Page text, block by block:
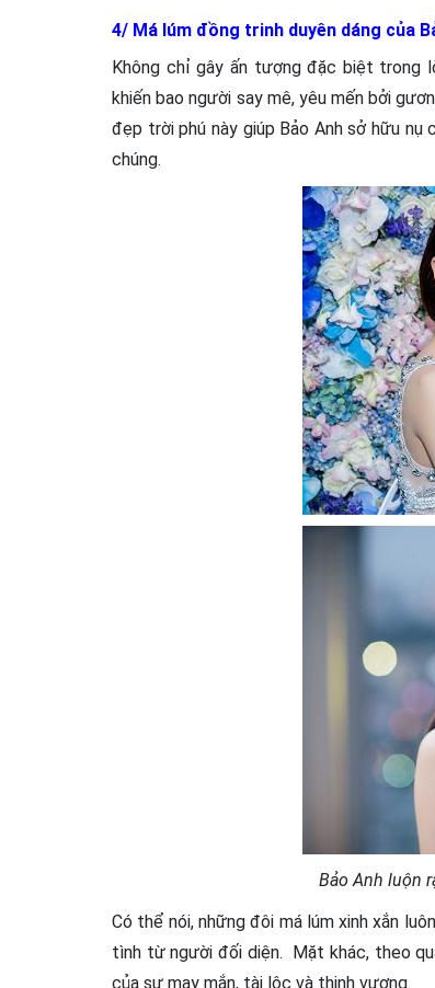
4/ Má lúm đồng trinh duyên dáng của
Không chỉ gây ấn tượng đặc biệt trong
khiến bao người say mê, yêu mến bởi
đẹp trời phú này giúp Bảo Anh sở hữu
chúng.
Bảo Anh luộn
Có thể nói, những đôi má lúm xinh xắn
tình từ người đối diện. Mặt khác, theo
của sự may mắn, tài lộc và thịnh vượng.